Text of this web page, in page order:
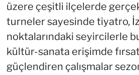
üzere çeşitli ilçelerde
turneler sayesinde tiyatro,
noktalarındaki seyircilerle
kültür-sanata erişimde
güçlendiren çalışmalar